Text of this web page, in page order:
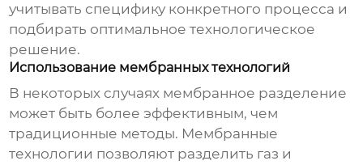
учитывать специфику конкретного процесса и
подбирать оптимальное технологическое
решение.
Использование мембранных технологий
В некоторых случаях мембранное разделение
может быть более эффективным, чем
традиционные методы. Мембранные
технологии позволяют разделить газ и